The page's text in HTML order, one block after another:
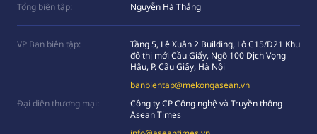
Tổng biên tập:
Nguyễn Hà Thắng
VP Ban biên tập:
Tầng 5, Lê Xuân 2 Building, Lô C15/D21 Khu
đô thị mới Cầu Giấy, Ngõ 100 Dịch Vọng
Hâụ, P. Cầu Giấy, Hà Nội
banbientap@mekongasean.vn
Đại diện thương mại:
Công ty CP Công nghệ và Truyền thông
Asean Times